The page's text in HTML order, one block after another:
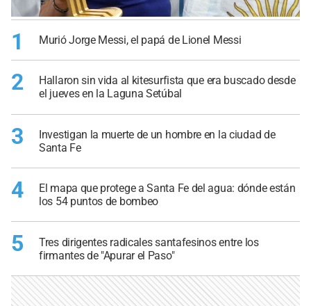
1 Murió Jorge Messi, el papá de Lionel Messi
2
Hallaron sin vida al kitesurfista que era buscado desde
el jueves en la Laguna Setúbal
3
Investigan la muerte de un hombre en la ciudad de
Santa Fe
4
El mapa que protege a Santa Fe del agua: dónde están
los 54 puntos de bombeo
5
Tres dirigentes radicales santafesinos entre los
firmantes de "Apurar el Paso"